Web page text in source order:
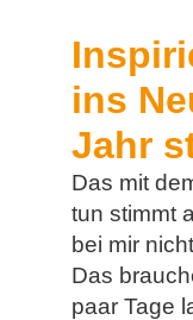
ins
Jahr
Das mit
tun stimmt
bei mir
Das
paar Tage